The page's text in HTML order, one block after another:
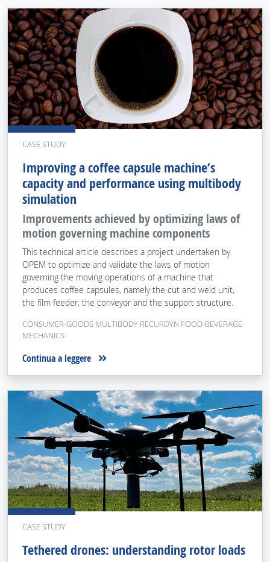
CASE STUDY
Improving a coffee capsule machine’s
capacity and performance using multibody
simulation
Improvements achieved by optimizing laws of
motion governing machine components
This technical article describes a project undertaken by
OPEM to optimize and validate the laws of motion
governing the moving operations of a machine that
produces coffee capsules, namely the cut and weld unit,
the film feeder, the conveyor and the support structure.
CONSUMER-GOODS MULTIBODY RECURDYN FOOD-BEVERAGE
MECHANICS
Continua a leggere
CASE STUDY
Tethered drones: understanding rotor loads